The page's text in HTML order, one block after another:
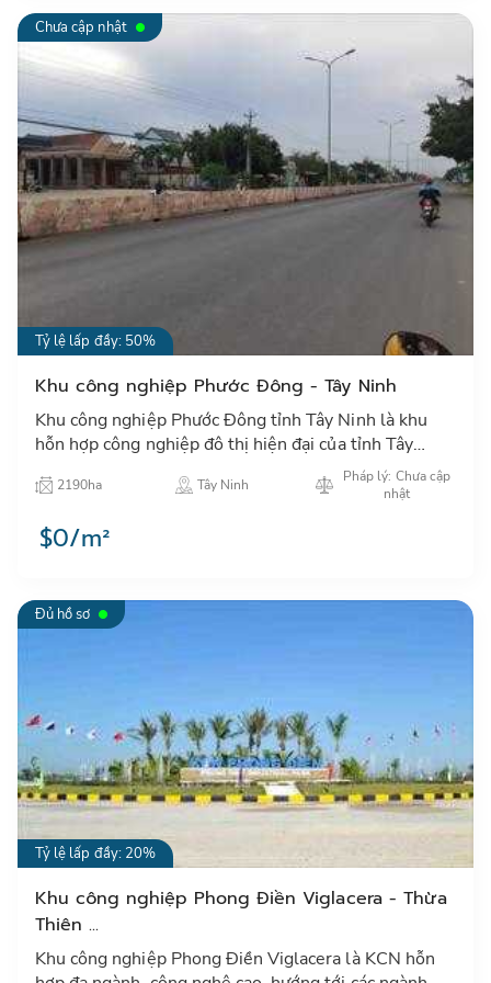
Chưa cập nhật
Tỷ lệ lấp đầy: 50%
Khu công nghiệp Phước Đông - Tây Ninh
Khu công nghiệp Phước Đông tỉnh Tây Ninh là khu
hỗn hợp công nghiệp đô thị hiện đại của tỉnh Tây
Ninh, có cơ sở vật chất đồng bộ, chỗ ở cho công
nhân…
2190ha Tây Ninh
Pháp lý: Chưa cập
nhật
$0/m²
Đủ hồ sơ
Tỷ lệ lấp đầy: 20%
Khu công nghiệp Phong Điền Viglacera - Thừa
Thiên ...
Khu công nghiệp Phong Điền Viglacera là KCN hỗn